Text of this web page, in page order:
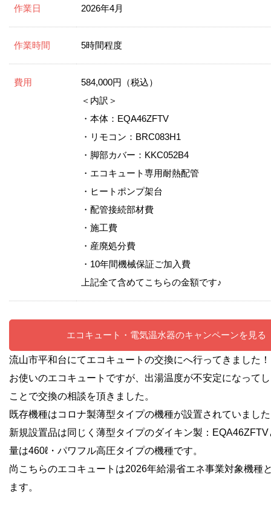
作業日 2026年4月
作業時間 5時間程度
費用
584,000円（税込）
＜内訳＞
・本体：EQA46ZFTV
・リモコン：BRC083H1
・脚部カバー：KKC052B4
・エコキュート専用耐熱配管
・ヒートポンプ架台
・配管接続部材費
・施工費
・産廃処分費
・10年間機械保証ご加入費
上記全て含めてこちらの金額です♪
エコキュート・電気温水器のキャンペーンを見る
流山市平和台にてエコキュートの交換にへ行ってきました！
お使いのエコキュートですが、出湯温度が不安定になって
ことで交換の相談を頂きました。
既存機種はコロナ製薄型タイプの機種が設置されていまし
新規設置品は同じく薄型タイプのダイキン製：
量は460ℓ・パワフル高圧タイプの機種です。
尚こちらのエコキュートは2026年給湯省エネ事業対象機種
ます。